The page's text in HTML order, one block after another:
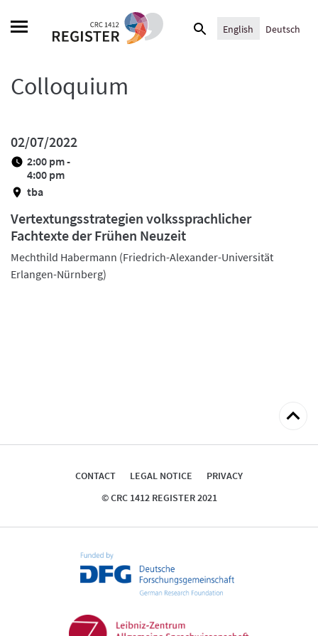
Search
English Deutsch
Colloquium
02/07/2022
2:00 pm -
4:00 pm
tba
Vertextungsstrategien volkssprachlicher
Fachtexte der Frühen Neuzeit
Mechthild Habermann (Friedrich-Alexander-Universität
Erlangen-Nürnberg)
Back
top
CONTACT LEGAL NOTICE
PRIVACY
© CRC 1412 REGISTER 2021